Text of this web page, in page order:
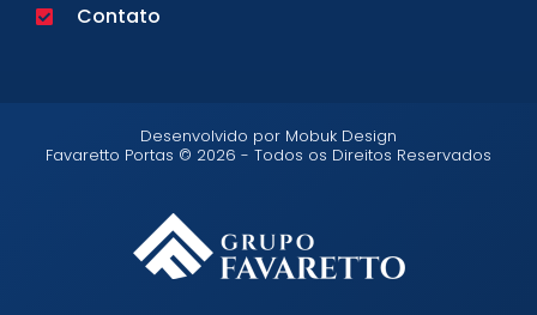
Contato
Desenvolvido por Mobuk Design
Favaretto Portas © 2026 - Todos os Direitos Reservados